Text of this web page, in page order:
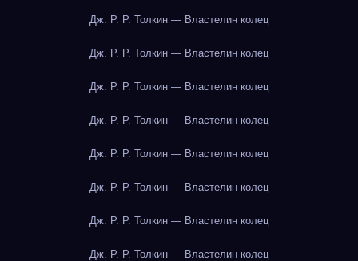
Дж. Р. Р. Толкин — Властелин колец
Дж. Р. Р. Толкин — Властелин колец
Дж. Р. Р. Толкин — Властелин колец
Дж. Р. Р. Толкин — Властелин колец
Дж. Р. Р. Толкин — Властелин колец
Дж. Р. Р. Толкин — Властелин колец
Дж. Р. Р. Толкин — Властелин колец
Дж. Р. Р. Толкин — Властелин колец